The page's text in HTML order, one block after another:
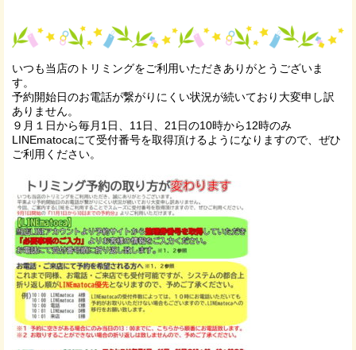
いつも当店のトリミングをご利用いただきありがとうございま
す。
予約開始日のお電話が繋がりにくい状況が続いており大変申し訳
ありません。
９月１日から毎月1日、11日、21日の10時から12時のみ
LINEmatocaにて受付番号を取得頂けるようになりますので、ぜひ
ご利用ください。